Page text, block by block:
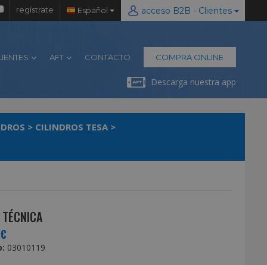
regístrate Español acceso B2B - Clientes
AFT CONTACTO COMPRA ONLINE
Descarga nuestra app
> CILINDROS TESA >
03010119